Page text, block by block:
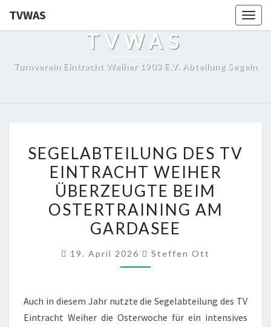
TVWAS
TVWAS
Turnverein Eintracht Weiher 1903 E.V. Abteilung Segeln
DES
EINTRACHT
WEIHER
ÜBERZEUGTE
BEIM
OSTERTRAINING
AM
SEGELABTEILUNG DES TV
EINTRACHT WEIHER
ÜBERZEUGTE BEIM
OSTERTRAINING AM
GARDASEE
19. April 2026 Steffen Ott
Auch in diesem Jahr nutzte die Segelabteilung des TV
Eintracht Weiher die Osterwoche für ein intensives